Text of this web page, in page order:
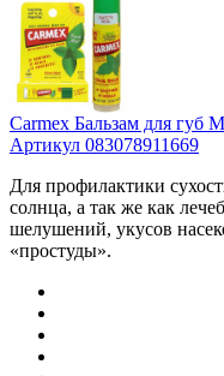
Carmex Бальзам для губ
Артикул 083078911669
Для профилактики
солнца, а так же как
шелушений, укусов
«простуды».